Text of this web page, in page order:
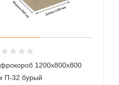
1200х800х800
П-32 бурый